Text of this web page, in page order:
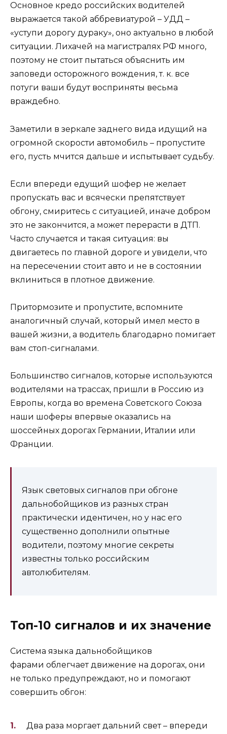
Основное кредо российских водителей
выражается такой аббревиатурой – УДД –
«уступи дорогу дураку», оно актуально в любой
ситуации. Лихачей на магистралях РФ много,
поэтому не стоит пытаться объяснить им
заповеди осторожного вождения, т. к. все
потуги ваши будут восприняты весьма
враждебно.
Заметили в зеркале заднего вида идущий на
огромной скорости автомобиль – пропустите
его, пусть мчится дальше и испытывает судьбу.
Если впереди едущий шофер не желает
пропускать вас и всячески препятствует
обгону, смиритесь с ситуацией, иначе добром
это не закончится, а может перерасти в ДТП.
Часто случается и такая ситуация: вы
двигаетесь по главной дороге и увидели, что
на пересечении стоит авто и не в состоянии
вклиниться в плотное движение.
Притормозите и пропустите, вспомните
аналогичный случай, который имел место в
вашей жизни, а водитель благодарно помигает
вам стоп-сигналами.
Большинство сигналов, которые используются
водителями на трассах, пришли в Россию из
Европы, когда во времена Советского Союза
наши шоферы впервые оказались на
шоссейных дорогах Германии, Италии или
Франции.
Язык световых сигналов при обгоне
дальнобойщиков из разных стран
практически идентичен, но у нас его
существенно дополнили опытные
водители, поэтому многие секреты
известны только российским
автолюбителям.
Топ-10 сигналов и их значение
Система языка дальнобойщиков
фарами облегчает движение на дорогах, они
не только предупреждают, но и помогают
совершить обгон:
Два раза моргает дальний свет – впереди